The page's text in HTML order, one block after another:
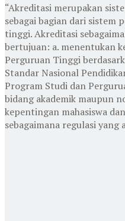
“Akreditasi merupakan
sebagai bagian dari sistem
tinggi.Akreditasi
bertujuan: a. menentukan
Perguruan Tinggi
Standar Nasional
Program Studi dan
bidang akademik maupun
kepentingan mahasiswa
sebagaimana regulasi yang